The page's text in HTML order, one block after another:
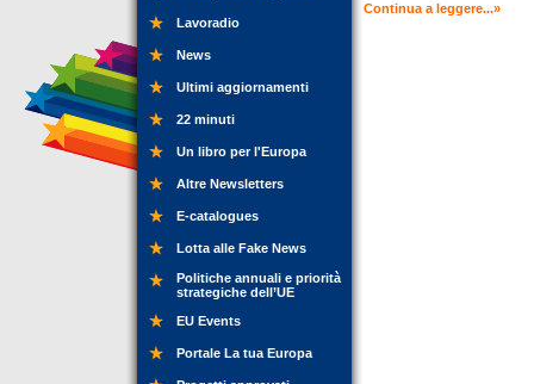
Lavoradio
News
Ultimi aggiornamenti
22 minuti
Un libro per l'Europa
Altre Newsletters
E-catalogues
Lotta alle Fake News
Politiche annuali e priorità
strategiche dell’UE
EU Events
Portale La tua Europa
Continua a leggere...»